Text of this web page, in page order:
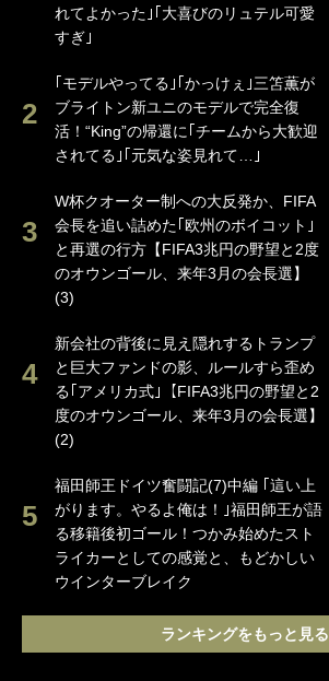
れてよかった｣｢大喜びのリュテル可愛
すぎ｣
｢モデルやってる｣｢かっけぇ｣三笘薫が
ブライトン新ユニのモデルで完全復
活！“King”の帰還に｢チームから大歓迎
されてる｣｢元気な姿見れて…｣
W杯クオーター制への大反発か、FIFA
会長を追い詰めた｢欧州のボイコット｣
と再選の行方【FIFA3兆円の野望と2度
のオウンゴール、来年3月の会長選】
(3)
新会社の背後に見え隠れするトランプ
と巨大ファンドの影、ルールすら歪め
る｢アメリカ式｣【FIFA3兆円の野望と2
度のオウンゴール、来年3月の会長選】
(2)
福田師王ドイツ奮闘記(7)中編 ｢這い上
がります。やるよ俺は！｣福田師王が語
る移籍後初ゴール！つかみ始めたスト
ライカーとしての感覚と、もどかしい
ウインターブレイク
ランキングをもっと見る